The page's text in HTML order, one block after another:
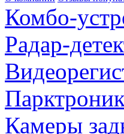
Комбо-
Радар-
Камеры